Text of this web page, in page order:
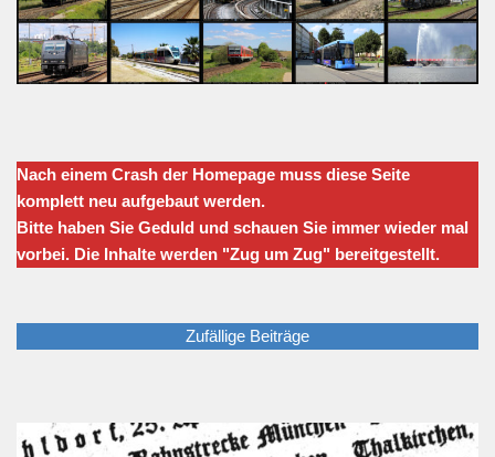
Nach einem Crash der Homepage muss diese Seite
komplett neu aufgebaut werden.
Bitte haben Sie Geduld und schauen Sie immer wieder mal
vorbei. Die Inhalte werden "Zug um Zug" bereitgestellt.
Zufällige Beiträge